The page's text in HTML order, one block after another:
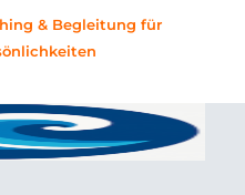
& Begleitung für